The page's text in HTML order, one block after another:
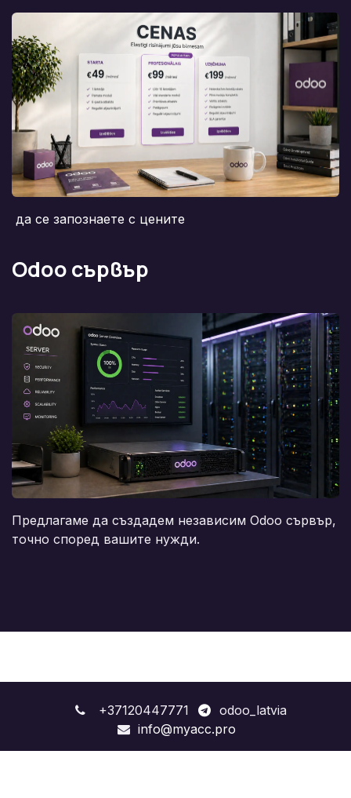
да се запознаете с цените
Odoo сървър
Предлагаме да създадем независим Odoo сървър,
точно според вашите нужди.
+37120447771
odoo_latvia
info@myacc.pro